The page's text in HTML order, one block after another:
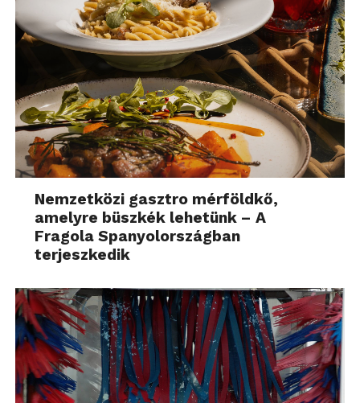
Nemzetközi gasztro mérföldkő,
amelyre büszkék lehetünk – A
Fragola Spanyolországban
terjeszkedik